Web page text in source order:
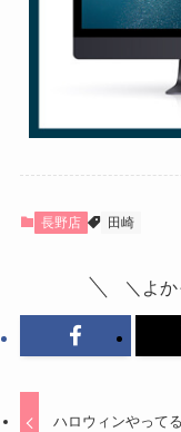
長野店 田崎
＼よ
ハロウィンやって